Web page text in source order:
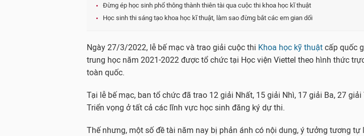
Đừng ép học sinh phổ thông thành thiên tài qua cuộc thi khoa học kĩ thuật
Học sinh thi sáng tạo khoa học kĩ thuật, làm sao đừng bắt các em gian dối
Ngày 27/3/2022, lễ bế mạc và trao giải cuộc thi Khoa học kỹ thuật cấp quốc
trung học năm 2021-2022 được tổ chức tại Học viện Viettel theo hình thức
toàn quốc.
Tại lễ bế mạc, ban tổ chức đã trao 12 giải Nhất, 15 giải Nhì, 17 giải Ba, 27
Triển vọng ở tất cả các lĩnh vực học sinh đăng ký dự thi.
Thế nhưng, một số đề tài năm nay bị phản ánh có nội dung, ý tưởng tương tự